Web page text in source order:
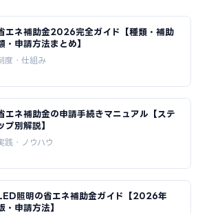
エネ補助金2026完全ガイド【種類・補助
・申請方法まとめ】
度・仕組み
エネ補助金の申請手続きマニュアル【ステ
プ別解説】
践・ノウハウ
照明の省エネ補助金ガイド【2026年
・申請方法】